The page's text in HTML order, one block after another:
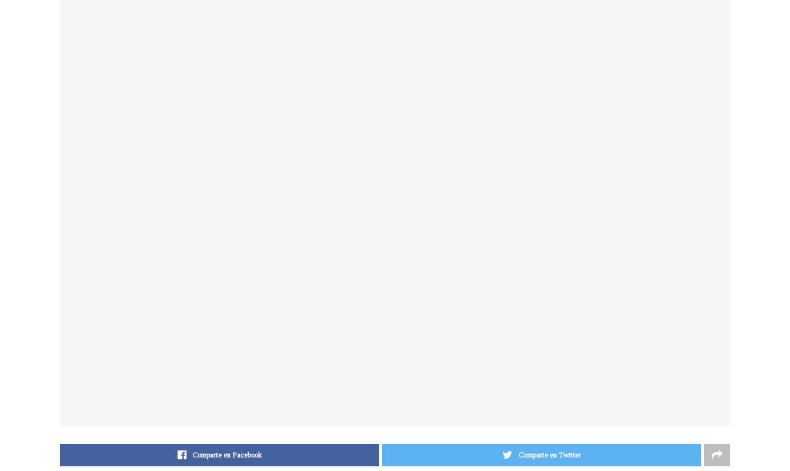
Comparte en Facebook Comparte en Twitter